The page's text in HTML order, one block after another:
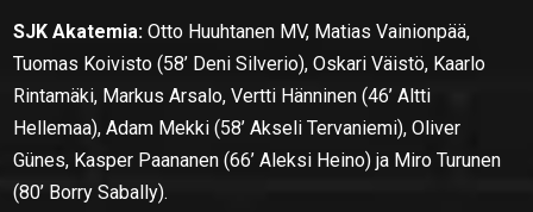
SJK Akatemia: Otto Huuhtanen MV, Matias Vainionpää,
Tuomas Koivisto (58’ Deni Silverio), Oskari Väistö, Kaarlo
Rintamäki, Markus Arsalo, Vertti Hänninen (46’ Altti
Hellemaa), Adam Mekki (58’ Akseli Tervaniemi), Oliver
Günes, Kasper Paananen (66’ Aleksi Heino) ja Miro Turunen
(80’ Borry Sabally).